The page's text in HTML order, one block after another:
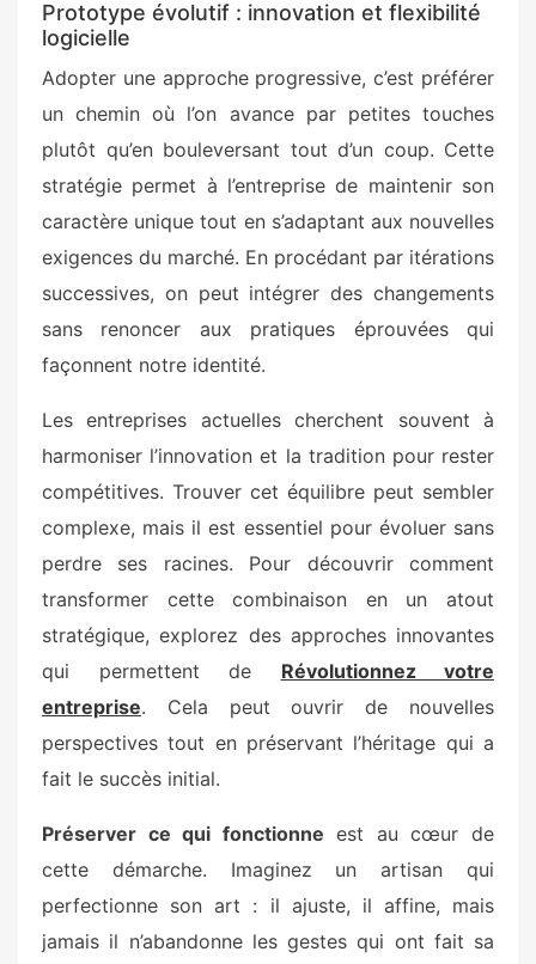
Prototype évolutif : innovation et flexibilité
logicielle
Adopter une approche progressive, c’est préférer
un chemin où l’on avance par petites touches
plutôt qu’en bouleversant tout d’un coup. Cette
stratégie permet à l’entreprise de maintenir son
caractère unique tout en s’adaptant aux nouvelles
exigences du marché. En procédant par itérations
successives, on peut intégrer des changements
sans renoncer aux pratiques éprouvées qui
façonnent notre identité.
Les entreprises actuelles cherchent souvent à
harmoniser l’innovation et la tradition pour rester
compétitives. Trouver cet équilibre peut sembler
complexe, mais il est essentiel pour évoluer sans
perdre ses racines. Pour découvrir comment
transformer cette combinaison en un atout
stratégique, explorez des approches innovantes
qui permettent de Révolutionnez votre
entreprise. Cela peut ouvrir de nouvelles
perspectives tout en préservant l’héritage qui a
fait le succès initial.
Préserver ce qui fonctionne est au cœur de
cette démarche. Imaginez un artisan qui
perfectionne son art : il ajuste, il affine, mais
jamais il n’abandonne les gestes qui ont fait sa